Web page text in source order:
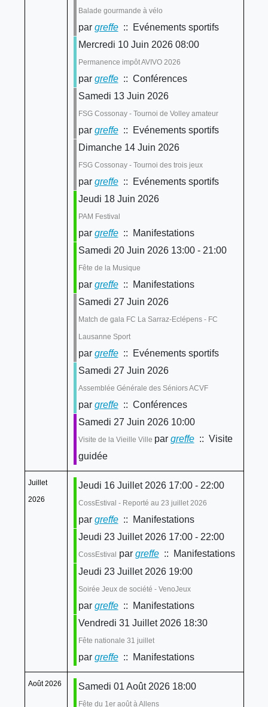
Balade gourmande à vélo
par greffe:: Evénements sportifs
Mercredi 10 Juin 2026 08:00
Permanence impôt AVIVO 2026
par greffe:: Conférences
Samedi 13 Juin 2026
FSG Cossonay - Tournoi de Volley amateur
par greffe:: Evénements sportifs
Dimanche 14 Juin 2026
FSG Cossonay - Tournoi des trois jeux
par greffe:: Evénements sportifs
Jeudi 18 Juin 2026
PAM Festival
par greffe:: Manifestations
Samedi 20 Juin 2026 13:00 - 21:00
Fête de la Musique
par greffe:: Manifestations
Samedi 27 Juin 2026
Match de gala FC La Sarraz-Eclépens - FC
Lausanne Sport
par greffe:: Evénements sportifs
Samedi 27 Juin 2026
Assemblée Générale des Séniors ACVF
par greffe:: Conférences
Samedi 27 Juin 2026 10:00
Visite de la Vieille Ville par greffe:: Visite
guidée
Juillet
2026
Jeudi 16 Juillet 2026 17:00 - 22:00
CossEstival - Reporté au 23 juillet 2026
par greffe:: Manifestations
Jeudi 23 Juillet 2026 17:00 - 22:00
CossEstival par greffe:: Manifestations
Jeudi 23 Juillet 2026 19:00
Soirée Jeux de société - VenoJeux
par greffe:: Manifestations
Vendredi 31 Juillet 2026 18:30
Fête nationale 31 juillet
par greffe:: Manifestations
Août 2026 Samedi 01 Août 2026 18:00
Fête du 1er août à Allens